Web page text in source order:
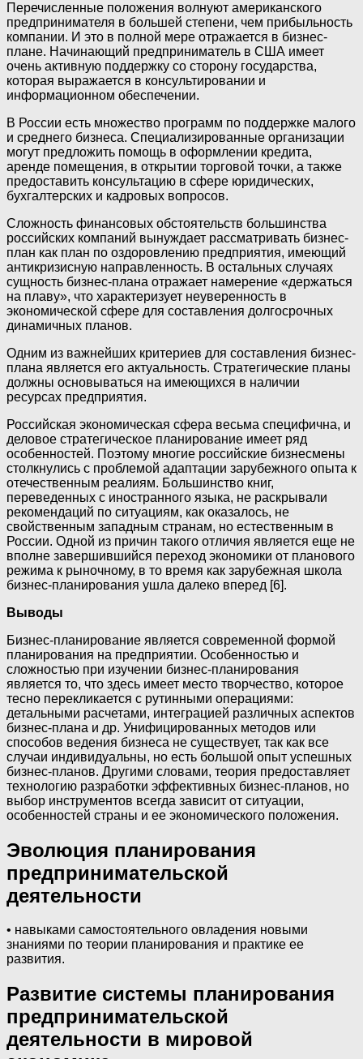
Перечисленные положения волнуют американского
предпринимателя в большей степени, чем прибыльность
компании. И это в полной мере отражается в бизнес-
плане. Начинающий предприниматель в США имеет
очень активную поддержку со сторону государства,
которая выражается в консультировании и
информационном обеспечении.
В России есть множество программ по поддержке малого
и среднего бизнеса. Специализированные организации
могут предложить помощь в оформлении кредита,
аренде помещения, в открытии торговой точки, а также
предоставить консультацию в сфере юридических,
бухгалтерских и кадровых вопросов.
Сложность финансовых обстоятельств большинства
российских компаний вынуждает рассматривать бизнес-
план как план по оздоровлению предприятия, имеющий
антикризисную направленность. В остальных случаях
сущность бизнес-плана отражает намерение «держаться
на плаву», что характеризует неуверенность в
экономической сфере для составления долгосрочных
динамичных планов.
Одним из важнейших критериев для составления бизнес-
плана является его актуальность. Стратегические планы
должны основываться на имеющихся в наличии
ресурсах предприятия.
Российская экономическая сфера весьма специфична, и
деловое стратегическое планирование имеет ряд
особенностей. Поэтому многие российские бизнесмены
столкнулись с проблемой адаптации зарубежного опыта к
отечественным реалиям. Большинство книг,
переведенных с иностранного языка, не раскрывали
рекомендаций по ситуациям, как оказалось, не
свойственным западным странам, но естественным в
России. Одной из причин такого отличия является еще не
вполне завершившийся переход экономики от планового
режима к рыночному, в то время как зарубежная школа
бизнес-планирования ушла далеко вперед [6].
Выводы
Бизнес-планирование является современной формой
планирования на предприятии. Особенностью и
сложностью при изучении бизнес-планирования
является то, что здесь имеет место творчество, которое
тесно перекликается с рутинными операциями:
детальными расчетами, интеграцией различных аспектов
бизнес-плана и др. Унифицированных методов или
способов ведения бизнеса не существует, так как все
случаи индивидуальны, но есть большой опыт успешных
бизнес-планов. Другими словами, теория предоставляет
технологию разработки эффективных бизнес-планов, но
выбор инструментов всегда зависит от ситуации,
особенностей страны и ее экономического положения.
Эволюция планирования
предпринимательской
деятельности
• навыками самостоятельного овладения новыми
знаниями по теории планирования и практике ее
развития.
Развитие системы планирования
предпринимательской
деятельности в мировой